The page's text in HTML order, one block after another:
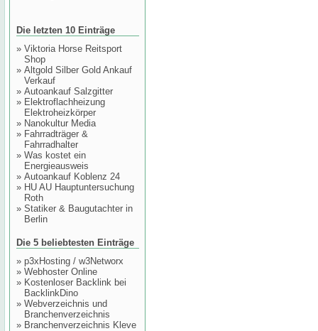
Die letzten 10 Einträge
» Viktoria Horse Reitsport
Shop
» Altgold Silber Gold Ankauf
Verkauf
» Autoankauf Salzgitter
» Elektroflachheizung
Elektroheizkörper
» Nanokultur Media
» Fahrradträger &
Fahrradhalter
» Was kostet ein
Energieausweis
» Autoankauf Koblenz 24
» HU AU Hauptuntersuchung
Roth
» Statiker & Baugutachter in
Berlin
Die 5 beliebtesten Einträge
» p3xHosting / w3Networx
» Webhoster Online
» Kostenloser Backlink bei
BacklinkDino
» Webverzeichnis und
Branchenverzeichnis
» Branchenverzeichnis Kleve